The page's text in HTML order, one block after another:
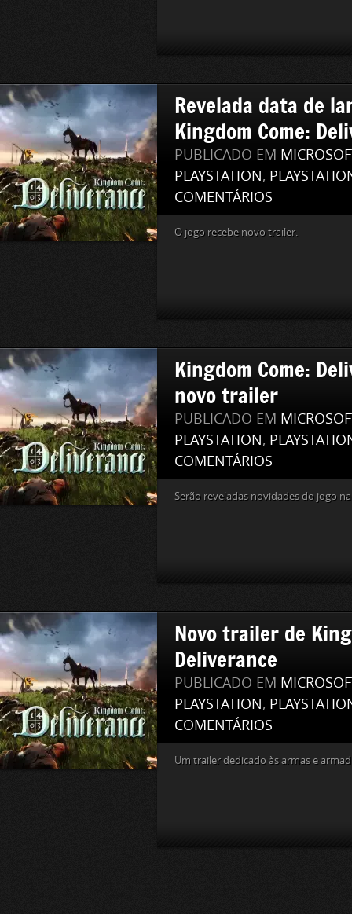
Revelada data de
Kingdom Come:
PUBLICADO EM
PLAYSTATION,
COMENTÁRIOS
O jogo recebe novo trailer.
Kingdom Come:
novo trailer
PUBLICADO EM
PLAYSTATION,
COMENTÁRIOS
Serão reveladas novidades do jogo
Novo trailer de
Deliverance
PUBLICADO EM
PLAYSTATION,
COMENTÁRIOS
Um trailer dedicado às armas e